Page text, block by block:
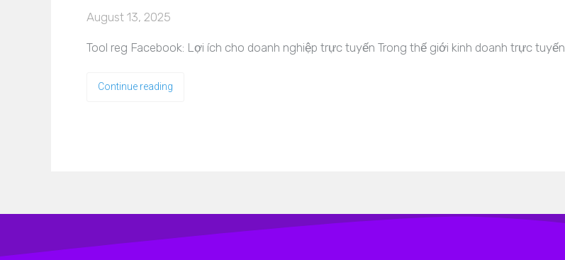
August 13, 2025
Tool reg Facebook: Lợi ích cho doanh nghiệp trực tuyến Trong thế giới kinh doanh trực
Continue reading